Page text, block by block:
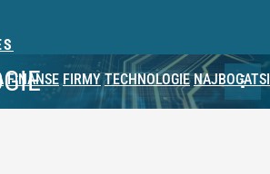
FINANSE FIRMY TECHNOLOGIE NAJBOGATSI